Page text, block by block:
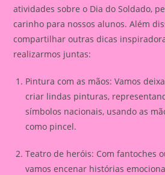
atividades sobre o Dia do Soldado,
carinho para nossos alunos. Além
compartilhar outras dicas
realizarmos juntas:
Pintura com as mãos: Vamos
criar lindas pinturas,
símbolos nacionais, usando as
como pincel.
Teatro de heróis: Com fantoches
vamos encenar histórias